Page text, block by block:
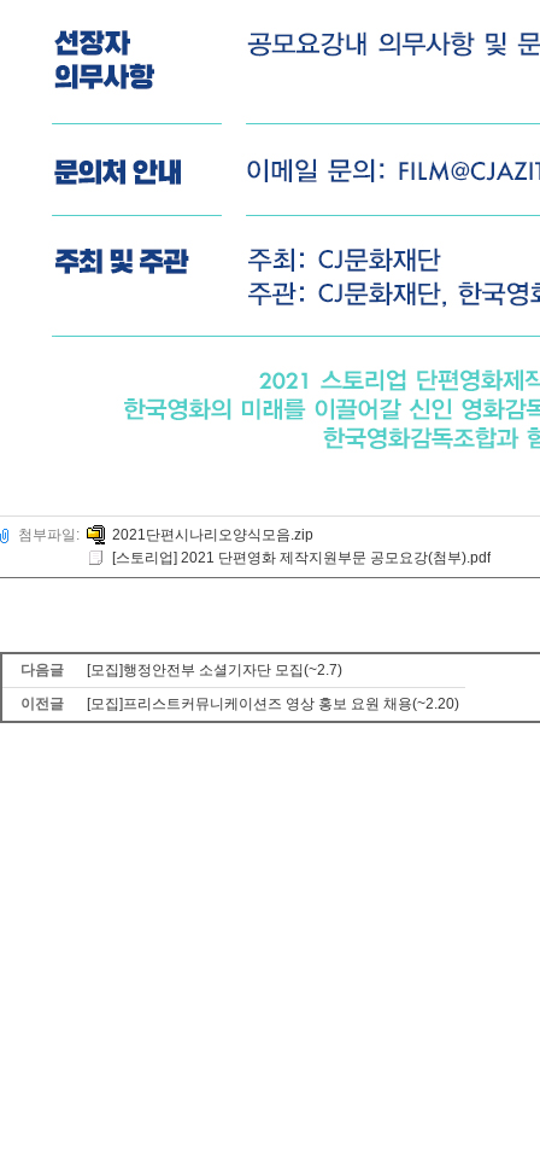
첨부파일:
2021단편시나리오양식모음.zip
[스토리업] 2021 단편영화 제작지원부문 공모요강(첨부).pdf
다음글
[모집]행정안전부 소셜기자단 모집(~2.7)
이전글
[모집]프리스트커뮤니케이션즈 영상 홍보 요원 채용(~2.20)